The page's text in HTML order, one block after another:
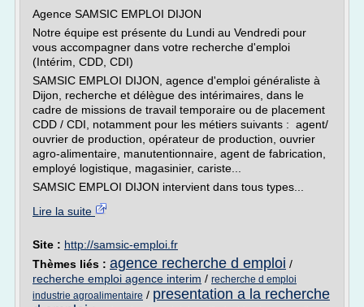
Agence SAMSIC EMPLOI DIJON
Notre équipe est présente du Lundi au Vendredi pour
vous accompagner dans votre recherche d'emploi
(Intérim, CDD, CDI)
SAMSIC EMPLOI DIJON, agence d'emploi généraliste à
Dijon, recherche et délègue des intérimaires, dans le
cadre de missions de travail temporaire ou de placement
CDD / CDI, notamment pour les métiers suivants : agent/
ouvrier de production, opérateur de production, ouvrier
agro-alimentaire, manutentionnaire, agent de fabrication,
employé logistique, magasinier, cariste...
SAMSIC EMPLOI DIJON intervient dans tous types...
Lire la suite
Site : http://samsic-emploi.fr
Thèmes liés : agence recherche d emploi /
recherche emploi agence interim / recherche d emploi
industrie agroalimentaire / presentation a la recherche